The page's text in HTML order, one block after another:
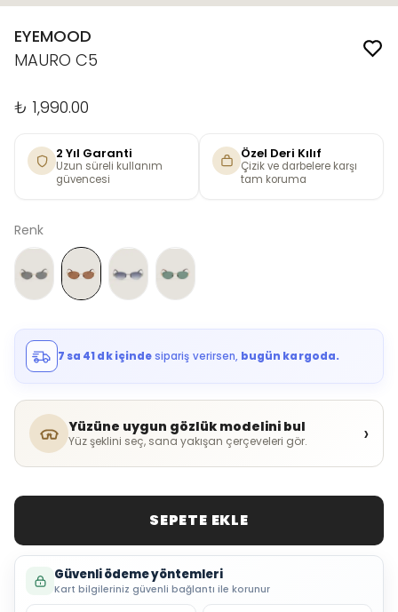
EYEMOOD
MAURO C5
₺ 1,990.00
2 Yıl Garanti
Uzun süreli kullanım
güvencesi
Özel Deri Kılıf
Çizik ve darbelere karşı
tam koruma
Renk
7 sa 41 dk içindesipariş verirsen, bugün kargoda.
Yüzüne uygun gözlük modelini bul
Yüz şeklini seç, sana yakışan çerçeveleri gör. ›
SEPETE EKLE
Güvenli ödeme yöntemleri
Kart bilgileriniz güvenli bağlantı ile korunur